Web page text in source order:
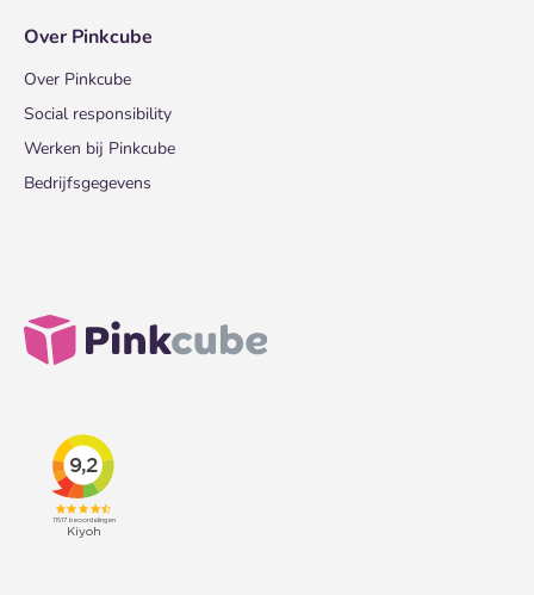
Over Pinkcube
Over Pinkcube
Social responsibility
Werken bij Pinkcube
Bedrijfsgegevens